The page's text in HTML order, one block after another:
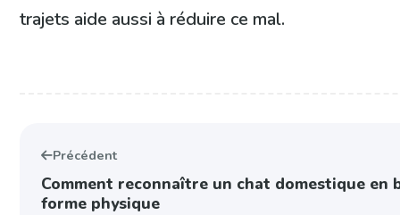
trajets aide aussi à réduire ce mal.
Précédent
Comment reconnaître un chat domestique en
forme physique